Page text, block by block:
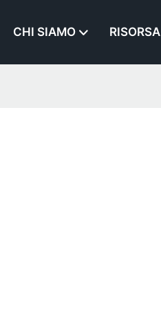
CHI SIAMO RISORSA